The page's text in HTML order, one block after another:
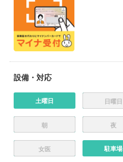
設備・対応
土曜日 日曜日
朝 夜
女医 駐車場